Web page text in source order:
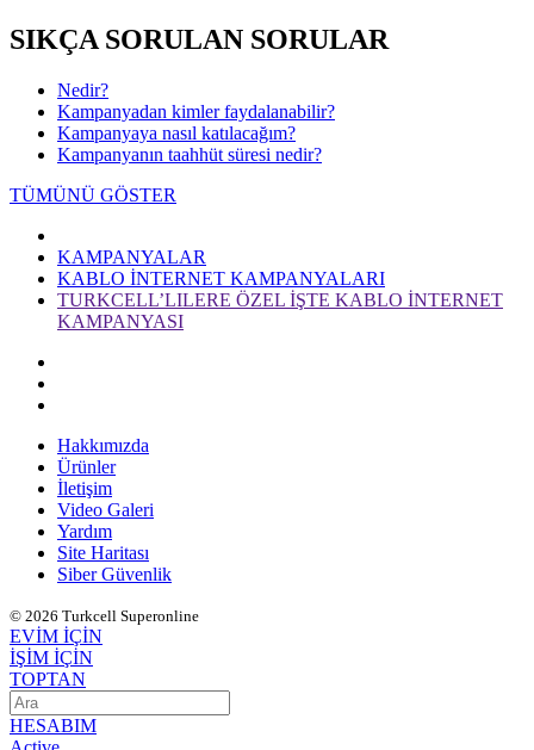
SIKÇA SORULAN SORULAR
Nedir?
Kampanyadan kimler faydalanabilir?
Kampanyaya nasıl katılacağım?
Kampanyanın taahhüt süresi nedir?
TÜMÜNÜ GÖSTER
KAMPANYALAR
KABLO İNTERNET KAMPANYALARI
TURKCELL’LILERE ÖZEL İŞTE KABLO İNTERNET
KAMPANYASI
Hakkımızda
Ürünler
İletişim
Video Galeri
Yardım
Site Haritası
Siber Güvenlik
© 2026 Turkcell Superonline
EVİM İÇİN
İŞİM İÇİN
TOPTAN
HESABIM